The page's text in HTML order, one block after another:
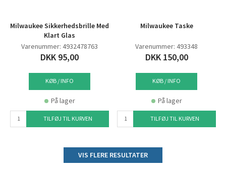
Milwaukee Sikkerhedsbrille Med
Klart Glas
Varenummer: 4932478763
DKK 95,00
KØB / INFO
På lager
TILFØJ TIL KURVEN
Milwaukee Taske
Varenummer: 493348
DKK 150,00
KØB / INFO
På lager
TILFØJ TIL KURVEN
VIS FLERE RESULTATER